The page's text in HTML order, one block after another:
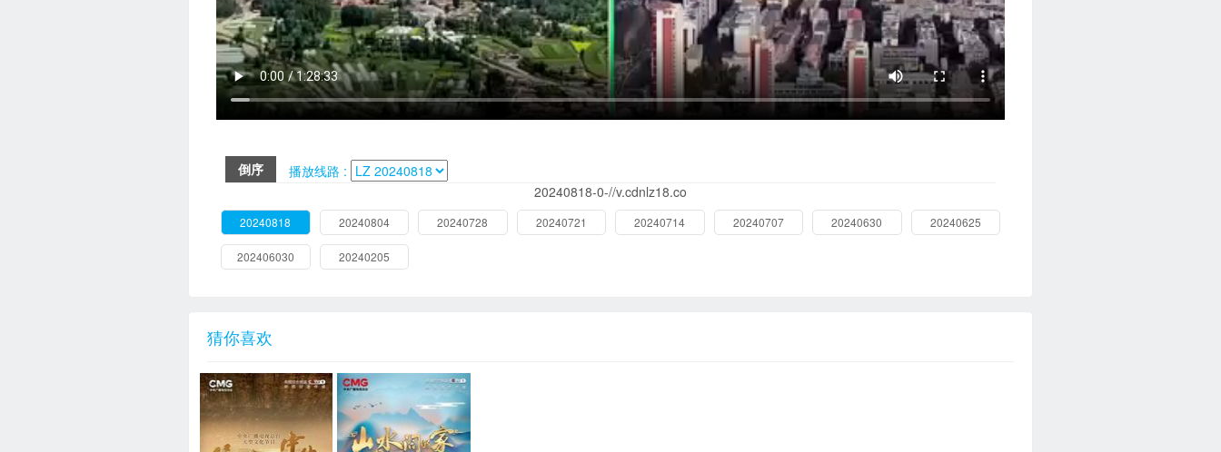
倒序
播放线路 :
20240818-0-//v.cdnlz18.co
20240818 20240804 20240728 20240721 20240714 20240707 20240630 20240625
202406030 20240205
猜你喜欢